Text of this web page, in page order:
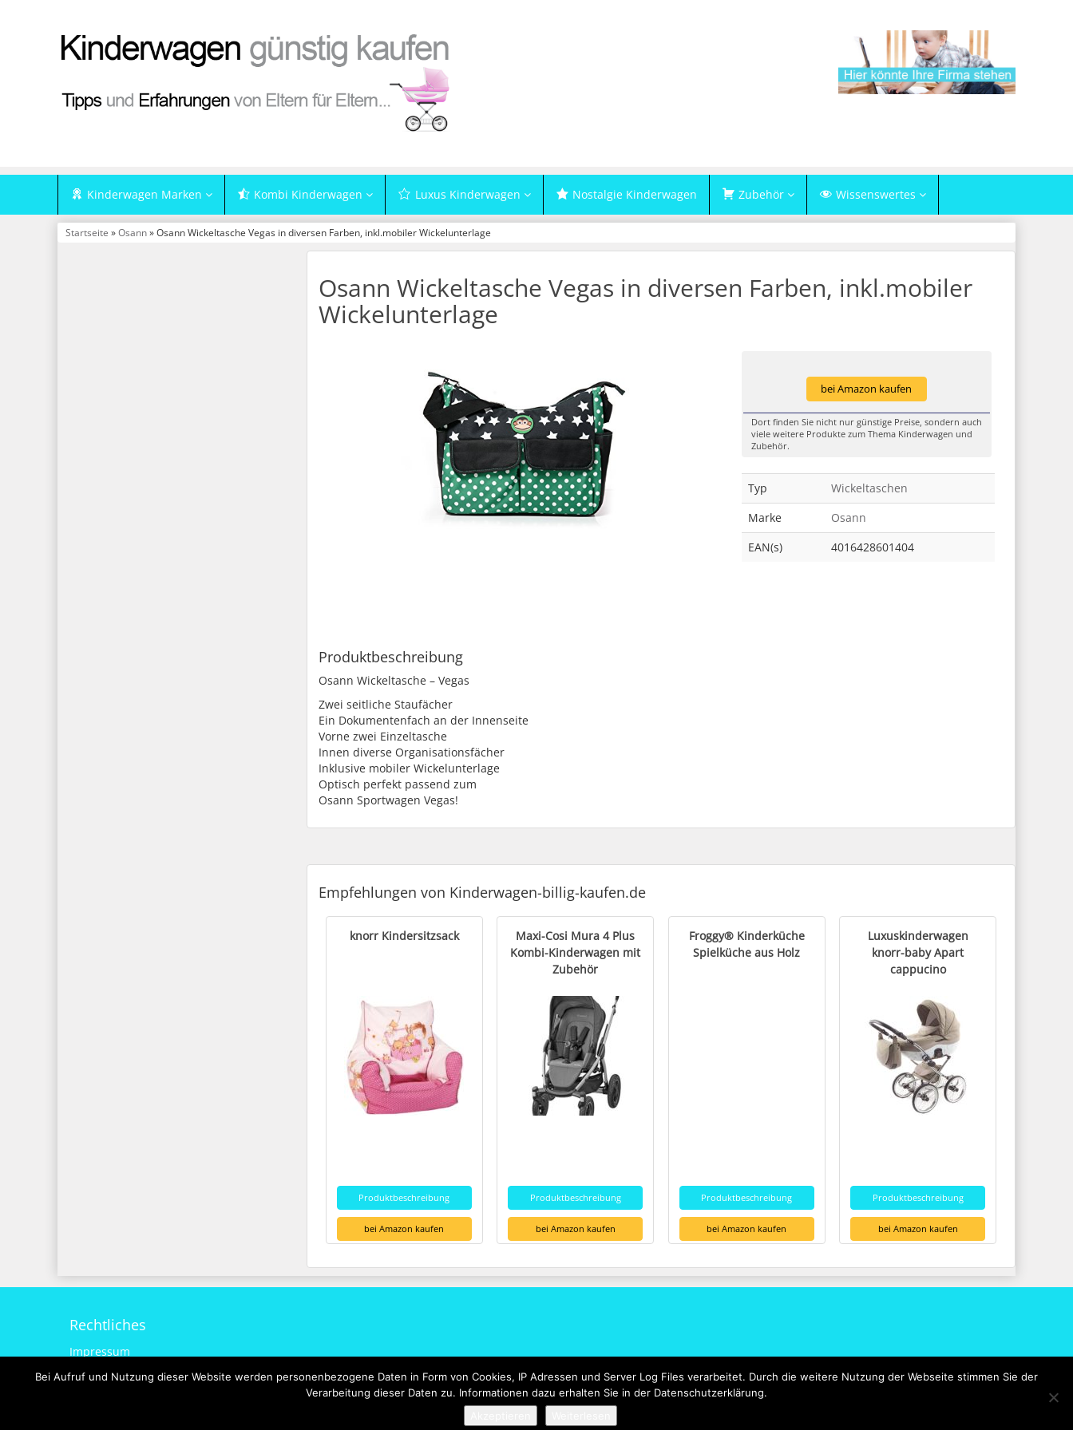
Kinderwagen Marken Kombi Kinderwagen Luxus Kinderwagen Nostalgie Kinderwagen Zubehör Wissenswertes
Startseite »Osann» Osann Wickeltasche Vegas in diversen Farben, inkl.mobiler Wickelunterlage
Osann Wickeltasche Vegas in diversen Farben, inkl.mobiler
Wickelunterlage
bei Amazon kaufen
Dort finden Sie nicht nur günstige Preise, sondern auch
viele weitere Produkte zum Thema Kinderwagen und
Zubehör.
Typ
Wickeltaschen
Marke
Osann
EAN(s)
4016428601404
Produktbeschreibung
Osann Wickeltasche – Vegas
Zwei seitliche Staufächer
Ein Dokumentenfach an der Innenseite
Vorne zwei Einzeltasche
Innen diverse Organisationsfächer
Inklusive mobiler Wickelunterlage
Optisch perfekt passend zum
Osann Sportwagen Vegas!
Empfehlungen von Kinderwagen-billig-kaufen.de
knorr Kindersitzsack
Produktbeschreibung
bei Amazon kaufen
Maxi-Cosi Mura 4 Plus
Kombi-Kinderwagen mit
Zubehör
Produktbeschreibung
bei Amazon kaufen
Froggy® Kinderküche
Spielküche aus Holz
Produktbeschreibung
bei Amazon kaufen
Luxuskinderwagen
knorr-baby Apart
cappucino
Produktbeschreibung
bei Amazon kaufen
Rechtliches
Impressum
Datenschutzerklärung
Bei Aufruf und Nutzung dieser Website werden personenbezogene Daten in Form von Cookies, IP Adressen und Server Log Files verarbeitet. Durch die weitere Nutzung der Webseite stimmen Sie der
Verarbeitung dieser Daten zu. Informationen dazu erhalten Sie in der Datenschutzerklärung.